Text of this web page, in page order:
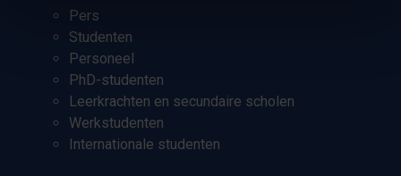
Pers
Studenten
Personeel
PhD-studenten
Leerkrachten en secundaire scholen
Werkstudenten
Internationale studenten